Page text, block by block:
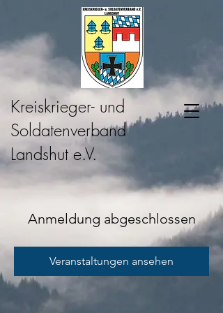
Kreiskrieger- und
Soldatenverband
Landshut e.V.
Anmeldung abgeschlossen
Veranstaltungen ansehen